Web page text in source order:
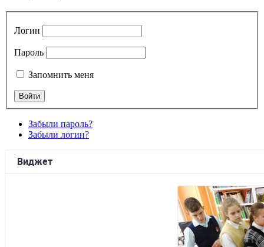
Логин
Пароль
Запомнить меня
Забыли пароль?
Забыли логин?